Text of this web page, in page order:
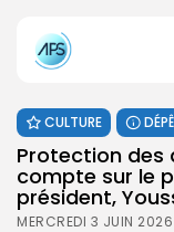
CULTURE
Protection des
compte sur le
président,
MERCREDI 3 JUIN